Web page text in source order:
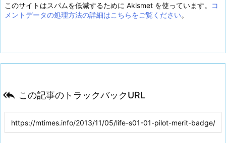
このサイトはスパムを低減するために Akismet を使っています。
コ
メントデータの処理方法の詳細はこちらをご覧ください。
 この記事のトラックバックURL